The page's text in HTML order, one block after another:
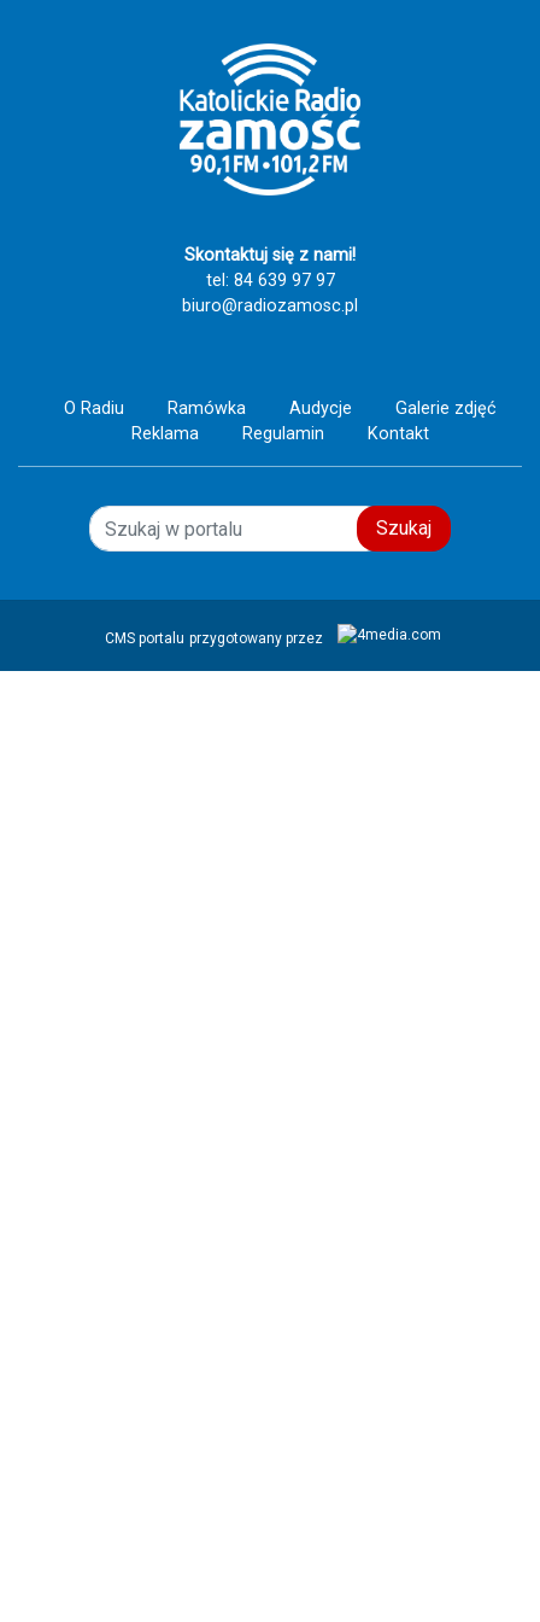
ani liczby, ale ludzie, którzy swoim życiem dają
świadectwo wiary, nadziei i miłości do drugiego
człowieka. Szczęść Boże! 🙏💙
Skontaktuj się z nami!
tel: 84 639 97 97
biuro@radiozamosc.pl
O Radiu Ramówka Audycje
Galerie zdjęć
Reklama
Regulamin Kontakt
Szukaj
CMS portalu przygotowany przez